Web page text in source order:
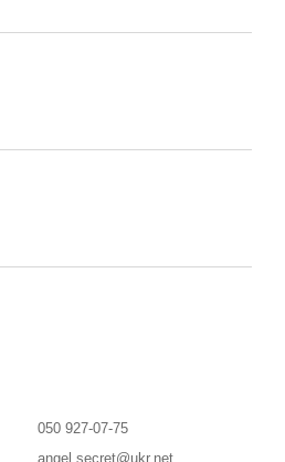
050 927-07-75
angel.secret@ukr.net